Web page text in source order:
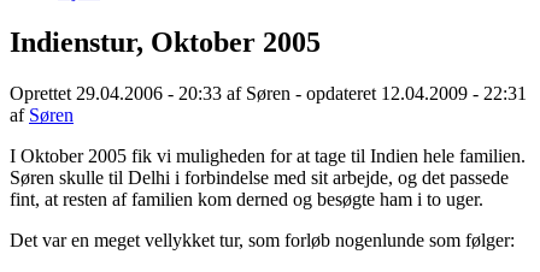
Indienstur, Oktober 2005
Oprettet 29.04.2006 - 20:33 af Søren - opdateret 12.04.2009 - 22:31
af Søren
I Oktober 2005 fik vi muligheden for at tage til Indien hele familien.
Søren skulle til Delhi i forbindelse med sit arbejde, og det passede
fint, at resten af familien kom derned og besøgte ham i to uger.
Det var en meget vellykket tur, som forløb nogenlunde som følger: